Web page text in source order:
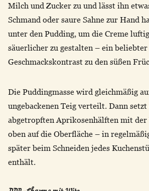
Milch und Zucker zu und lässt ihn
Schmand oder saure Sahne zur Hand
unter den Pudding, um die Creme
säuerlicher zu gestalten – ein beliebter
Geschmackskontrast zu den süßen
Die Puddingmasse wird gleichmäßig
ungebackenen Teig verteilt. Dann setzt
abgetropften Aprikosenhälften mit der
oben auf die Oberfläche – in
später beim Schneiden jedes
enthält.